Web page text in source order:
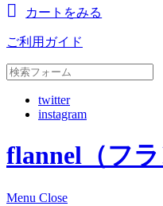
カートをみる
ご利用ガイド
twitter
instagram
flannel（フラ
Menu Close